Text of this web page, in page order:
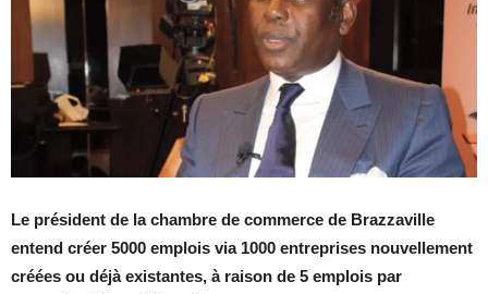
Le président de la chambre de commerce de Brazzaville
entend créer 5000 emplois via 1000 entreprises nouvellement
créées ou déjà existantes, à raison de 5 emplois par